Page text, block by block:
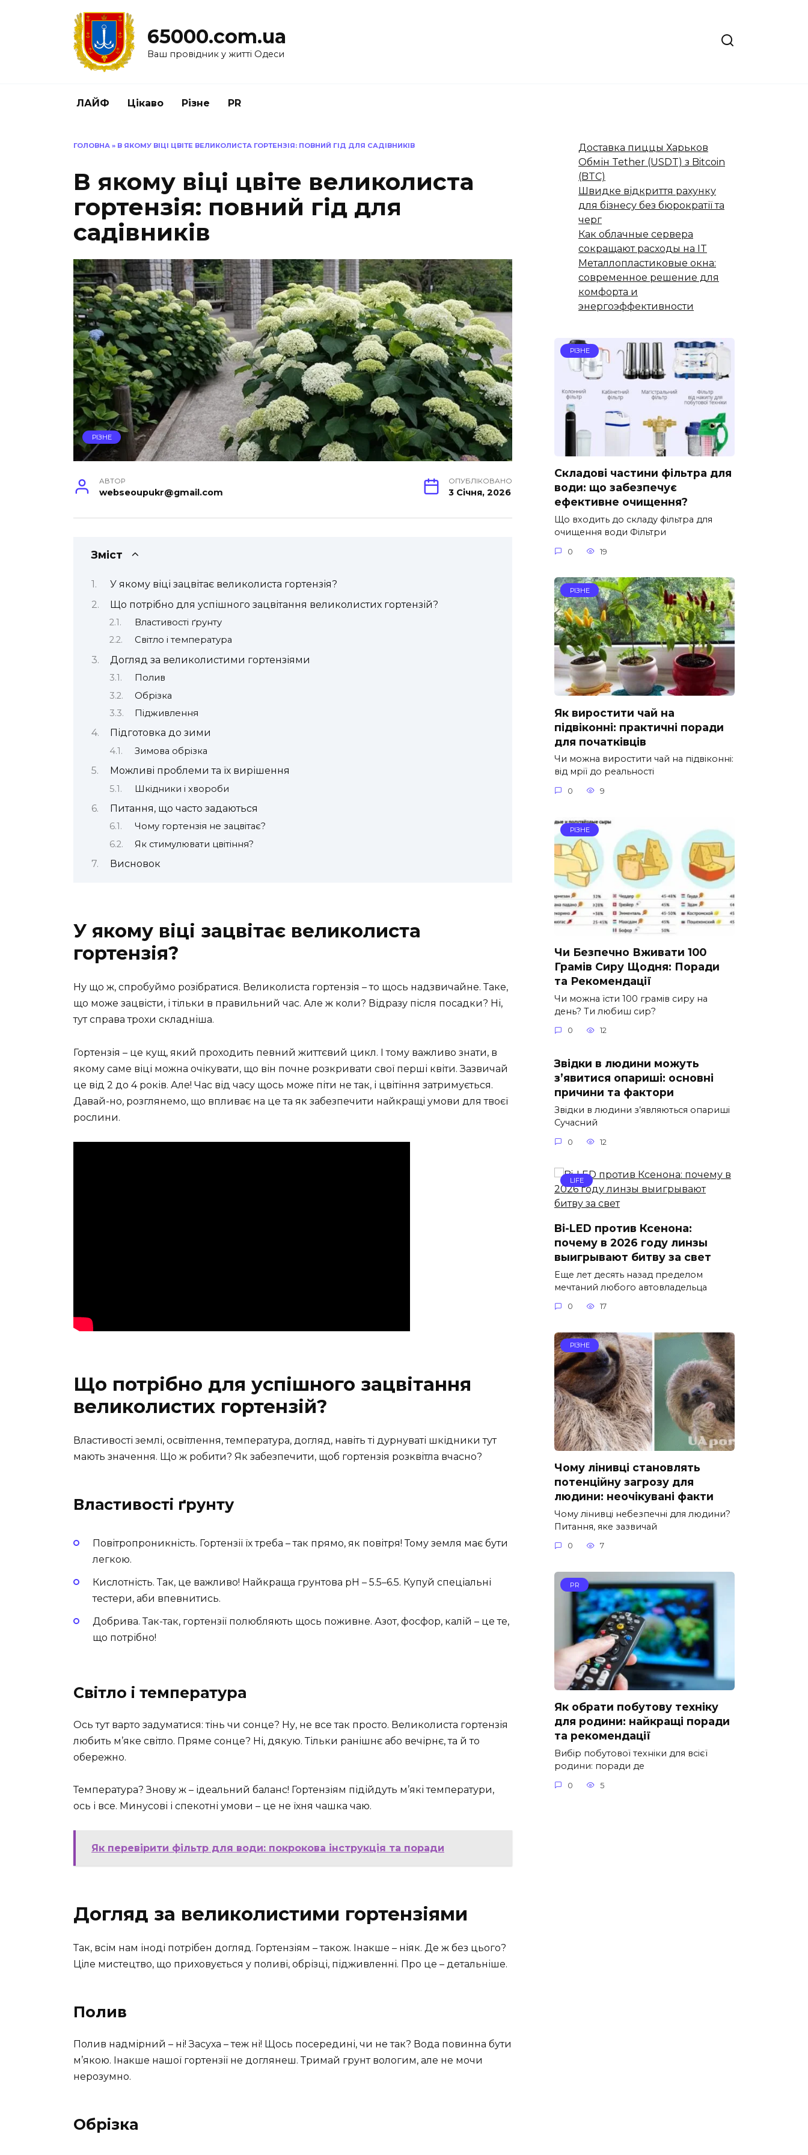
65000.com.ua
Ваш провідник у житті Одеси
ЛАЙФ Цікаво Різне PR
ГОЛОВНА » В ЯКОМУ ВІЦІ ЦВІТЕ ВЕЛИКОЛИСТА ГОРТЕНЗІЯ: ПОВНИЙ ГІД ДЛЯ САДІВНИКІВ
В якому віці цвіте великолиста
гортензія: повний гід для
садівників
РІЗНЕ
АВТОР
webseoupukr@gmail.com
ОПУБЛІКОВАНО
3 Січня, 2026
Зміст
У якому віці зацвітає великолиста гортензія?
Що потрібно для успішного зацвітання великолистих гортензій?
Властивості ґрунту
Світло і температура
Догляд за великолистими гортензіями
Полив
Обрізка
Підживлення
Підготовка до зими
Зимова обрізка
Можливі проблеми та їх вирішення
Шкідники і хвороби
Питання, що часто задаються
Чому гортензія не зацвітає?
Як стимулювати цвітіння?
Висновок
У якому віці зацвітає великолиста
гортензія?
Ну що ж, спробуймо розібратися. Великолиста гортензія – то щось надзвичайне. Таке,
що може зацвісти, і тільки в правильний час. Але ж коли? Відразу після посадки? Ні,
тут справа трохи складніша.
Гортензія – це кущ, який проходить певний життєвий цикл. І тому важливо знати, в
якому саме віці можна очікувати, що він почне розкривати свої перші квіти. Зазвичай
це від 2 до 4 років. Але! Час від часу щось може піти не так, і цвітіння затримується.
Давай-но, розглянемо, що впливає на це та як забезпечити найкращі умови для твоєї
рослини.
Що потрібно для успішного зацвітання
великолистих гортензій?
Властивості землі, освітлення, температура, догляд, навіть ті дурнуваті шкідники тут
мають значення. Що ж робити? Як забезпечити, щоб гортензія розквітла вчасно?
Властивості ґрунту
Повітропроникність. Гортензії їх треба – так прямо, як повітря! Тому земля має бути
легкою.
Кислотність. Так, це важливо! Найкраща грунтова рН – 5.5–6.5. Купуй спеціальні
тестери, аби впевнитись.
Добрива. Так-так, гортензії полюбляють щось поживне. Азот, фосфор, калій – це те,
що потрібно!
Світло і температура
Ось тут варто задуматися: тінь чи сонце? Ну, не все так просто. Великолиста гортензія
любить м’яке світло. Пряме сонце? Ні, дякую. Тільки ранішнє або вечірнє, та й то
обережно.
Температура? Знову ж – ідеальний баланс! Гортензіям підійдуть м’які температури,
ось і все. Минусові і спекотні умови – це не їхня чашка чаю.
Як перевірити фільтр для води: покрокова інструкція та поради
Догляд за великолистими гортензіями
Так, всім нам іноді потрібен догляд. Гортензіям – також. Інакше – ніяк. Де ж без цього?
Ціле мистецтво, що приховується у поливі, обрізці, підживленні. Про це – детальніше.
Полив
Полив надмірний – ні! Засуха – теж ні! Щось посередині, чи не так? Вода повинна бути
м’якою. Інакше нашої гортензії не доглянеш. Тримай грунт вологим, але не мочи
нерозумно.
Обрізка
Доставка пиццы Харьков
Обмін Tether (USDT) з Bitcoin
(BTC)
Швидке відкриття рахунку
для бізнесу без бюрократії та
черг
Как облачные сервера
сокращают расходы на IT
Металлопластиковые окна:
современное решение для
комфорта и
энергоэффективности
РІЗНЕ
Складові частини фільтра для
води: що забезпечує
ефективне очищення?
Що входить до складу фільтра для
очищення води Фільтри
0 19
РІЗНЕ
Як виростити чай на
підвіконні: практичні поради
для початківців
Чи можна виростити чай на підвіконні:
від мрії до реальності
0 9
РІЗНЕ
Чи Безпечно Вживати 100
Грамів Сиру Щодня: Поради
та Рекомендації
Чи можна їсти 100 грамів сиру на
день? Ти любиш сир?
0 12
Звідки в людини можуть
з’явитися опариші: основні
причини та фактори
Звідки в людини з’являються опариші
Сучасний
0 12
LIFE
Bi-LED против Ксенона:
почему в 2026 году линзы
выигрывают битву за свет
Еще лет десять назад пределом
мечтаний любого автовладельца
0 17
РІЗНЕ
Чому лінивці становлять
потенційну загрозу для
людини: неочікувані факти
Чому лінивці небезпечні для людини?
Питання, яке зазвичай
0 7
PR
Як обрати побутову техніку
для родини: найкращі поради
та рекомендації
Вибір побутової техніки для всієї
родини: поради де
0 5